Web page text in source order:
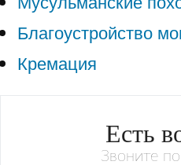
Благоустройство
Кремация
Есть
Звоните